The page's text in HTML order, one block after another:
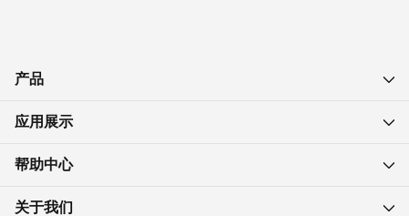
产品
应用展示
帮助中心
关于我们